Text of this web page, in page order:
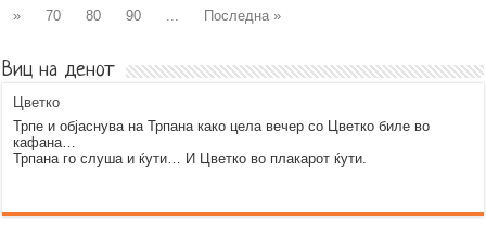
»
70 80 90 ... Последна »
Виц на денот
Цветко
Трпе и објаснува на Трпана како цела вечер со Цветко биле во
кафана…
Трпана го слуша и ќути… И Цветко во плакарот ќути.